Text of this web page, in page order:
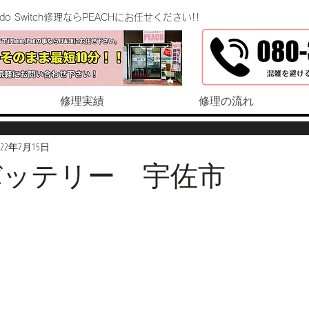
Switch修理ならPEACHにお任せください!!
修理実績 修理の流れ
ッテリー 宇佐市
年7月15日